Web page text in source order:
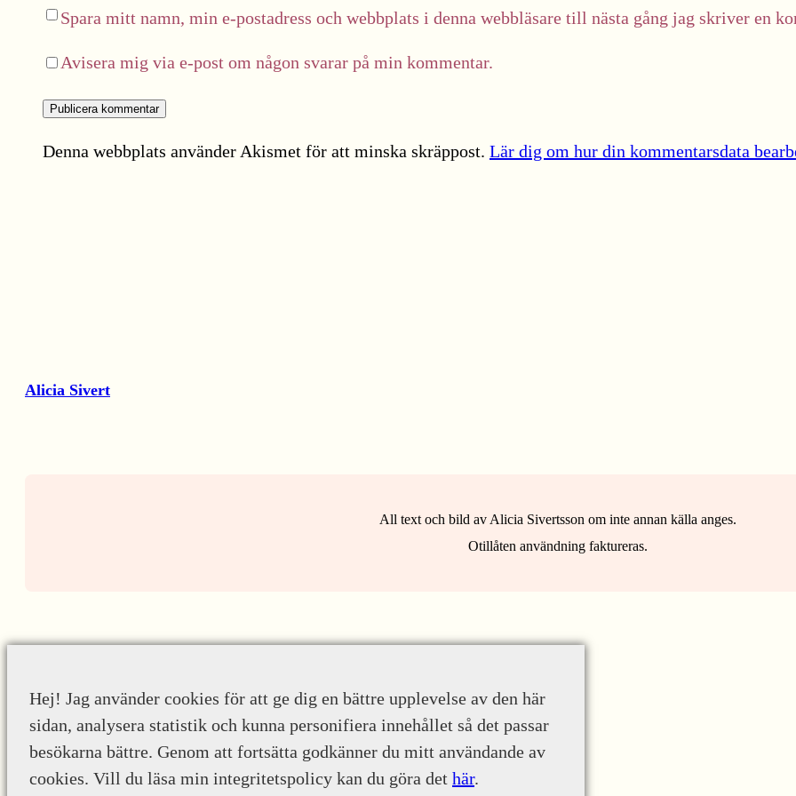
Spara mitt namn, min e-postadress och webbplats i denna webbläsare till nästa gång jag skriver en
Avisera mig via e-post om någon svarar på min kommentar.
Denna webbplats använder Akismet för att minska skräppost. Lär dig om hur din kommentarsdata
Alicia Sivert
All text och bild av Alicia Sivertsson om inte annan källa anges.
Otillåten användning faktureras.
Hej! Jag använder cookies för att ge dig en bättre upplevelse av den här
sidan, analysera statistik och kunna personifiera innehållet så det passar
besökarna bättre. Genom att fortsätta godkänner du mitt användande av
cookies. Vill du läsa min integritetspolicy kan du göra det här.